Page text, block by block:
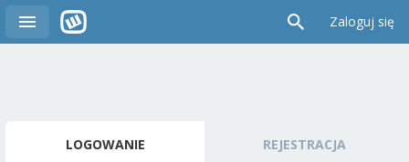
Zaloguj się
LOGOWANIE REJESTRACJA